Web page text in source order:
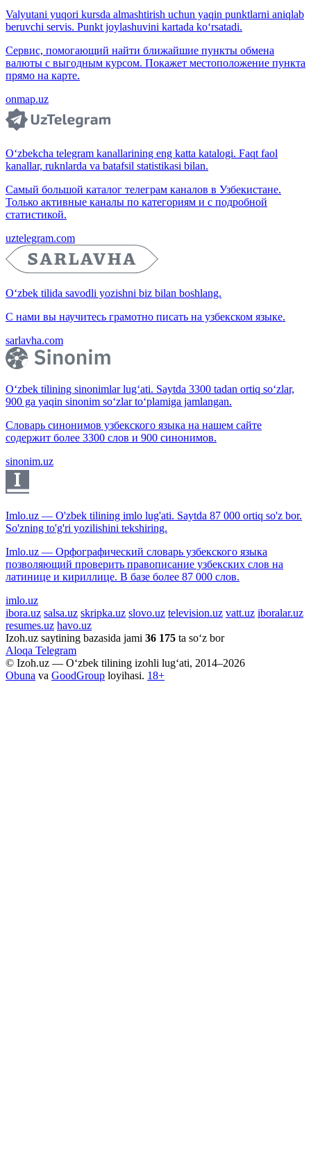
Valyutani yuqori kursda almashtirish uchun yaqin punktlarni aniqlab
beruvchi servis. Punkt joylashuvini kartada ko‘rsatadi.
Сервис, помогающий найти ближайшие пункты обмена
валюты с выгодным курсом. Покажет местоположение пункта
прямо на карте.
onmap.uz
O‘zbekcha telegram kanallarining eng katta katalogi. Faqt faol
kanallar, ruknlarda va batafsil statistikasi bilan.
Самый большой каталог телеграм каналов в Узбекистане.
Только активные каналы по категориям и с подробной
статистикой.
uztelegram.com
O‘zbek tilida savodli yozishni biz bilan boshlang.
С нами вы научитесь грамотно писать на узбекском языке.
sarlavha.com
O‘zbek tilining sinonimlar lug‘ati. Saytda 3300 tadan ortiq so‘zlar,
900 ga yaqin sinonim so‘zlar to‘plamiga jamlangan.
Словарь синонимов узбекского языка на нашем сайте
содержит более 3300 слов и 900 синонимов.
sinonim.uz
Imlo.uz — O'zbek tilining imlo lug'ati. Saytda 87 000 ortiq so'z bor.
So'zning to'g'ri yozilishini tekshiring.
Imlo.uz — Орфографический словарь узбекского языка
позволяющий проверить правописание узбекских слов на
латинице и кириллице. В базе более 87 000 слов.
imlo.uz
ibora.uz salsa.uz skripka.uz slovo.uz television.uz vatt.uz iboralar.uz
resumes.uz havo.uz
Izoh.uz saytining bazasida jami 36 175 ta so‘z bor
Aloqa Telegram
© Izoh.uz — O‘zbek tilining izohli lug‘ati, 2014–2026
Obuna va GoodGroup loyihasi. 18+